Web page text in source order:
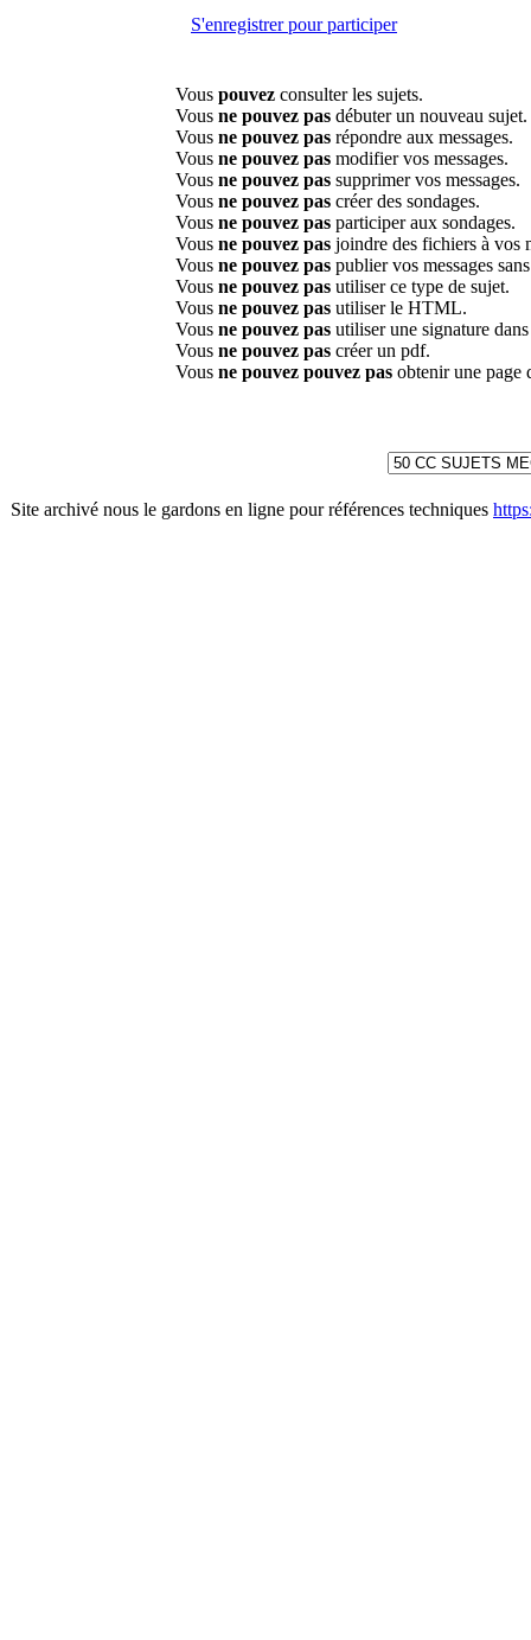
S'enregistrer pour participer
Vous pouvez consulter les sujets.
Vous ne pouvez pas débuter un nouveau sujet.
Vous ne pouvez pas répondre aux messages.
Vous ne pouvez pas modifier vos messages.
Vous ne pouvez pas supprimer vos messages.
Vous ne pouvez pas créer des sondages.
Vous ne pouvez pas participer aux sondages.
Vous ne pouvez pas joindre des fichiers à vos
Vous ne pouvez pas publier vos messages
Vous ne pouvez pas utiliser ce type de sujet.
Vous ne pouvez pas utiliser le HTML.
Vous ne pouvez pas utiliser une signature
Vous ne pouvez pas créer un pdf.
Vous ne pouvez pouvez pas obtenir une page
Site archivé nous le gardons en ligne pour références techniques